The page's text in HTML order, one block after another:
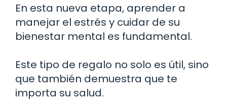
En esta nueva etapa, aprender a
manejar el estrés y cuidar de su
bienestar mental es fundamental.
Este tipo de regalo no solo es útil, sino
que también demuestra que te
importa su salud.